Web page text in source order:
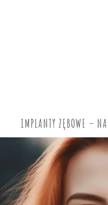
IMPLANTY ZĘBOWE –